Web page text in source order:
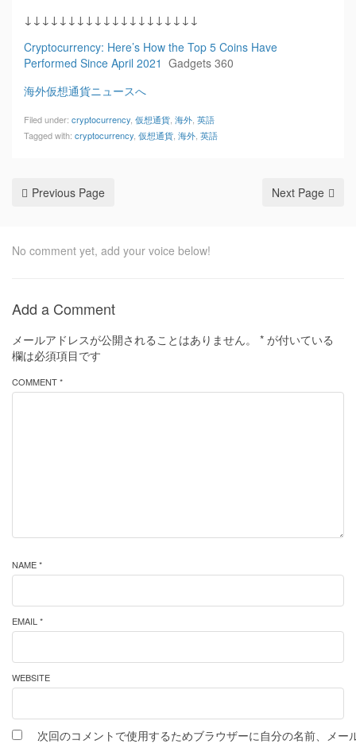
↓↓↓↓↓↓↓↓↓↓↓↓↓↓↓↓↓↓↓↓
Cryptocurrency: Here’s How the Top 5 Coins Have
Performed Since April 2021 Gadgets 360
海外仮想通貨ニュースへ
Filed under: cryptocurrency 仮想通貨 海外 英語
Tagged with: cryptocurrency 仮想通貨 海外 英語
Previous Page Next Page
No comment yet, add your voice below!
Add a Comment
メールアドレスが公開されることはありません。 * が付いている
欄は必須項目です
COMMENT *
NAME *
EMAIL *
WEBSITE
次回のコメントで使用するためブラウザーに自分の名前、メー